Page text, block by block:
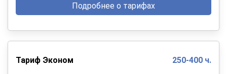
Подробнее о тарифах
Тариф Эконом 250-400 ч.